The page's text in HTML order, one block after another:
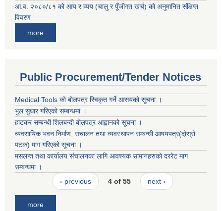
आ.व. २०८०/८१ को आय र व्यय (चालु र पूँजीगत खर्च) को अनुमानित संक्षिप्त
विवरण
more
Public Procurement/Tender Notices
Medical Tools को बोलपत्र स्विकृत गर्ने आसयको सूचना ।
भुल सुधार गरिएको सम्बन्धमा ।
हाटकर सम्बन्धी शिलबन्दी बोलपत्र आह्वानको सूचना ।
व्यवसायिक भवन निर्माण, संचालन तथा व्यवस्थापन सम्बन्धी आषयपत्र(दोस्रो
पटक) माग गरिएको सूचना ।
मसलन्त तथा कार्यालय संचालनका लागि आवश्यक सामानहरुको दररेट माग
सम्बन्धमा ।
‹ previous
4 of 55 next ›
more